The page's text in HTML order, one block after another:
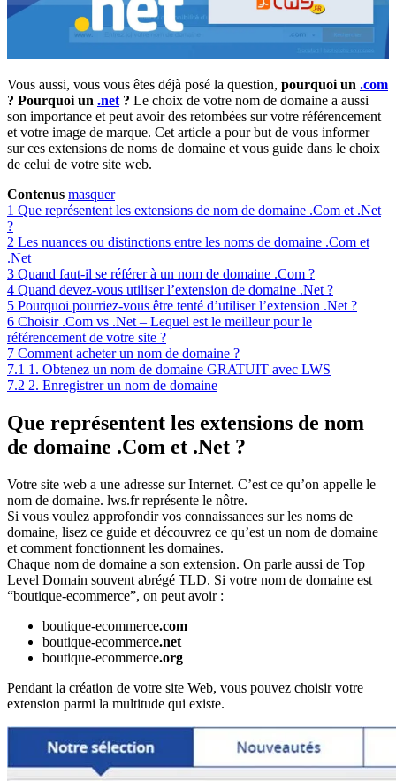
Vous aussi, vous vous êtes déjà posé la question, pourquoi un .com
? Pourquoi un .net ? Le choix de votre nom de domaine a aussi
son importance et peut avoir des retombées sur votre référencement
et votre image de marque. Cet article a pour but de vous informer
sur ces extensions de noms de domaine et vous guide dans le choix
de celui de votre site web.
Contenus masquer
1 Que représentent les extensions de nom de domaine .Com et .Net
?
2 Les nuances ou distinctions entre les noms de domaine .Com et
.Net
3 Quand faut-il se référer à un nom de domaine .Com ?
4 Quand devez-vous utiliser l’extension de domaine .Net ?
5 Pourquoi pourriez-vous être tenté d’utiliser l’extension .Net ?
6 Choisir .Com vs .Net – Lequel est le meilleur pour le
référencement de votre site ?
7 Comment acheter un nom de domaine ?
7.1 1. Obtenez un nom de domaine GRATUIT avec LWS
7.2 2. Enregistrer un nom de domaine
Que représentent les extensions de nom
de domaine .Com et .Net ?
Votre site web a une adresse sur Internet. C’est ce qu’on appelle le
nom de domaine. lws.fr représente le nôtre.
Si vous voulez approfondir vos connaissances sur les noms de
domaine, lisez ce guide et découvrez ce qu’est un nom de domaine
et comment fonctionnent les domaines.
Chaque nom de domaine a son extension. On parle aussi de Top
Level Domain souvent abrégé TLD. Si votre nom de domaine est
“boutique-ecommerce”, on peut avoir :
boutique-ecommerce.com
boutique-ecommerce.net
boutique-ecommerce.org
Pendant la création de votre site Web, vous pouvez choisir votre
extension parmi la multitude qui existe.